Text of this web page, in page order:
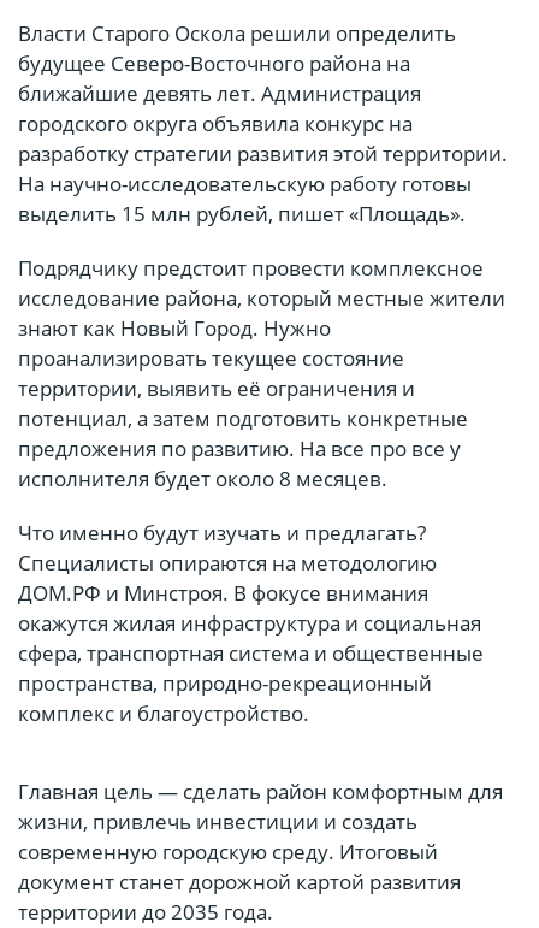
Власти Старого Оскола решили определить
будущее Северо-Восточного района на
ближайшие девять лет. Администрация
городского округа объявила конкурс на
разработку стратегии развития этой территории.
На научно-исследовательскую работу готовы
выделить 15 млн рублей, пишет «Площадь».
Подрядчику предстоит провести комплексное
исследование района, который местные жители
знают как Новый Город. Нужно
проанализировать текущее состояние
территории, выявить её ограничения и
потенциал, а затем подготовить конкретные
предложения по развитию. На все про все у
исполнителя будет около 8 месяцев.
Что именно будут изучать и предлагать?
Специалисты опираются на методологию
ДОМ.РФ и Минстроя. В фокусе внимания
окажутся жилая инфраструктура и социальная
сфера, транспортная система и общественные
пространства, природно-рекреационный
комплекс и благоустройство.
Главная цель — сделать район комфортным для
жизни, привлечь инвестиции и создать
современную городскую среду. Итоговый
документ станет дорожной картой развития
территории до 2035 года.